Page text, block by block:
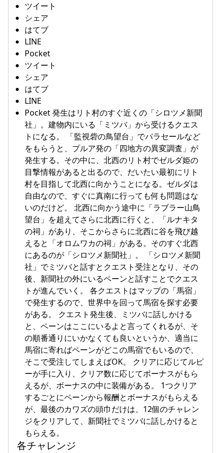
ツイート
シェア
はてブ
LINE
Pocket
ツイート
シェア
はてブ
LINE
Pocket 発生はリト村のすぐ近くの「シロツメ新聞
社」。建物内にいる「ミツバ」から受けるクエス
トになる。 「監視砦の鳥望台」でパラセールなど
をもらうと、プルア発の「四地方の異変調査」が
発生する。その中に、北西のリト村でゼルダ姫の
目撃情報があると出るので、だいたい最初にリト
村を目指して北西に向かうことになる。ゼルダは
自由なので、すぐに真南に行っても何も問題はな
いのだけど。 北西に向かう途中に「ラブラー山鳥
望台」を超えてさらに北西に行くと、「ルナキタ
の祠」があり、そこからさらに北西に谷を飛び越
えると「オロムワカの祠」がある。そのすぐ北西
にあるのが「シロツメ新聞社」。 「シロツメ新聞
社」でミツバと話すとクエスト受注となり、その
後、新聞社の外にいるペーンと話すことでクエス
トが進んでいく。 各クエストはマップの「馬宿」
で発生するので、世界中を回って馬宿を探す必要
がある。 クエスト発生後、ミツバに話しかける
と、ペーンはここにいるよと言ってくれるが、そ
の順番通りにいかなくても良いというか、適当に
馬宿に寄ればペーンがどこの馬宿でもいるので、
そこで受注してしまえばOK。 クリアに応じてルピ
ーが手に入り、クリア数に応じてボーナスがもら
えるが、ボーナスの中に装備がある。 1つクリア
するごとにペーンから報酬とボーナスがもらえる
が、最後のカワズの頭巾だけは、12個のチャレン
ジをクリアして、新聞社でミツバに話しかけると
もらえる。
各チャレンジ